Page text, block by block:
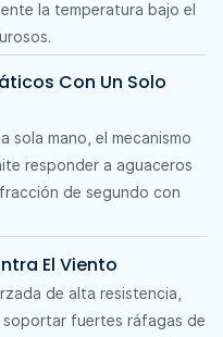
la temperatura bajo el
Con Un Solo
sola mano, el mecanismo
responder a aguaceros
de segundo con
El Viento
de alta resistencia,
fuertes ráfagas de